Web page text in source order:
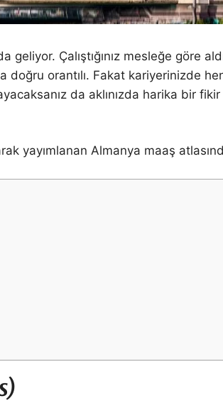
Çalıştığınız mesleğe göre
orantılı. Fakat kariyerinizde
da aklınızda harika bir fikir
yayımlanan Almanya maaş